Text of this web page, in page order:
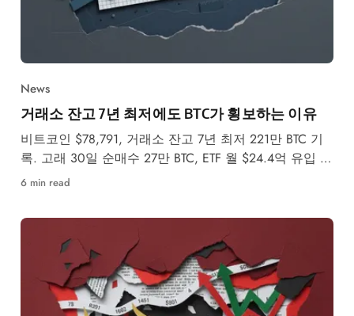
News
거래소 잔고 7년 최저에도 BTC가 횡보하는 이유
비트코인 $78,791, 거래소 잔고 7년 최저 221만 BTC 기
록. 고래 30일 순매수 27만 BTC, ETF 월 $24.4억 유입 속
5월 강세·약세 시나리오를 분석합니다.
6 min read